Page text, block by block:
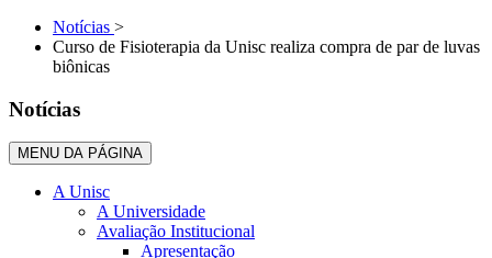
Notícias >
Curso de Fisioterapia da Unisc realiza compra de par de luvas
biônicas
Notícias
MENU DA PÁGINA
A Unisc
A Universidade
Avaliação Institucional
Apresentação